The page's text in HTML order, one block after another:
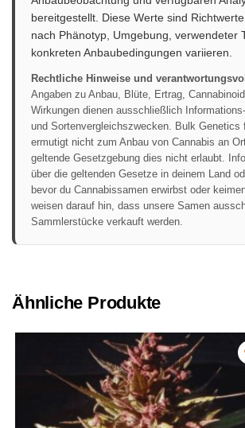
bereitgestellt. Diese Werte sind
nach Phänotyp, Umgebung, verwendeter
konkreten Anbaubedingungen variieren.
Rechtliche Hinweise und
Angaben zu Anbau, Blüte, Ertrag,
Wirkungen dienen ausschließlich
und Sortenvergleichszwecken. Bulk Genetics
ermutigt nicht zum Anbau von Cannabis an
geltende Gesetzgebung dies nicht erlaubt.
über die geltenden Gesetze in deinem Land
bevor du Cannabissamen erwirbst oder
weisen darauf hin, dass unsere Samen
Sammlerstücke verkauft werden.
Ähnliche Produkte